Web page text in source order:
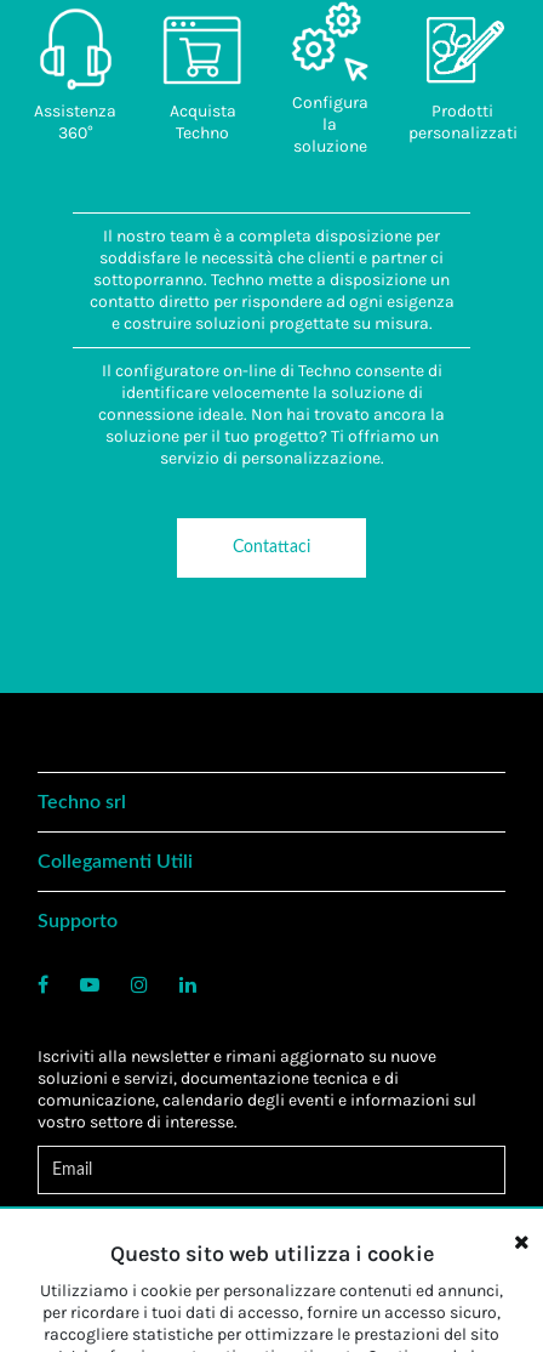
Assistenza
360°
Acquista
Techno
Configura
la
soluzione
Prodotti
personalizzati
Il nostro team è a completa disposizione per
soddisfare le necessità che clienti e partner ci
sottoporranno. Techno mette a disposizione un
contatto diretto per rispondere ad ogni esigenza
e costruire soluzioni progettate su misura.
Il configuratore on-line di Techno consente di
identificare velocemente la soluzione di
connessione ideale. Non hai trovato ancora la
soluzione per il tuo progetto? Ti offriamo un
servizio di personalizzazione.
Contattaci
Techno srl
Collegamenti Utili
Supporto
Iscriviti alla newsletter e rimani aggiornato su nuove
soluzioni e servizi, documentazione tecnica e di
comunicazione, calendario degli eventi e informazioni sul
vostro settore di interesse.
Letta l'informativa, autorizzo altrattamento dei miei dati
personali*
Letta l'informativa, autorizzo al trattamento dei miei dati
personali a fini dimarketing*
Questo sito web utilizza i cookie
Utilizziamo i cookie per personalizzare contenuti ed annunci,
per ricordare i tuoi dati di accesso, fornire un accesso sicuro,
raccogliere statistiche per ottimizzare le prestazioni del sito